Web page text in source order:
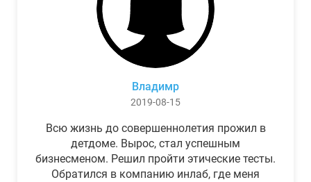
Владимр
2019-08-15
Всю жизнь до совершеннолетия прожил в
детдоме. Вырос, стал успешным
бизнесменом. Решил пройти этические тесты.
Обратился в компанию инлаб, где меня